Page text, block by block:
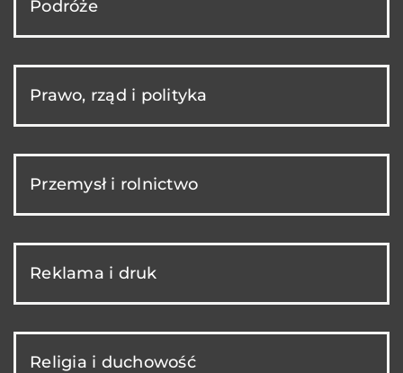
Podróże
Prawo, rząd i polityka
Przemysł i rolnictwo
Reklama i druk
Religia i duchowość